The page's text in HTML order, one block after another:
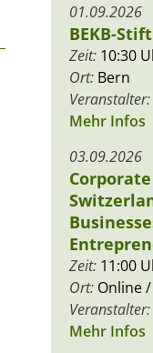
01.09.2026
BEKB-
Zeit: 10:30
Ort: Bern
Veranstalter:
Mehr Infos
03.09.2026
Zeit: 11:00
Ort: Online
Veranstalter:
Mehr Infos